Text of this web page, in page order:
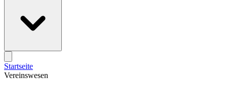
Startseite
Vereinswesen